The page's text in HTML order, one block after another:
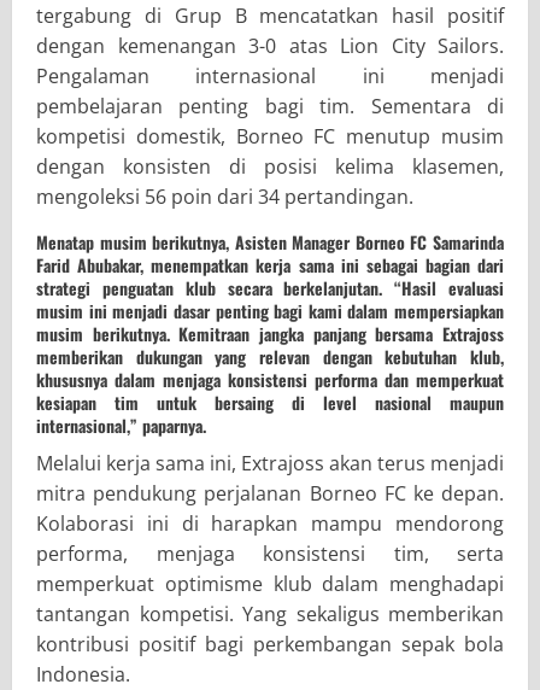
tergabung di Grup B mencatatkan hasil positif
dengan kemenangan 3-0 atas Lion City Sailors.
Pengalaman internasional ini menjadi
pembelajaran penting bagi tim. Sementara di
kompetisi domestik, Borneo FC menutup musim
dengan konsisten di posisi kelima klasemen,
mengoleksi 56 poin dari 34 pertandingan.
Menatap musim berikutnya, Asisten Manager Borneo FC Samarinda
Farid Abubakar, menempatkan kerja sama ini sebagai bagian dari
strategi penguatan klub secara berkelanjutan. “Hasil evaluasi
musim ini menjadi dasar penting bagi kami dalam mempersiapkan
musim berikutnya. Kemitraan jangka panjang bersama Extrajoss
memberikan dukungan yang relevan dengan kebutuhan klub,
khususnya dalam menjaga konsistensi performa dan memperkuat
kesiapan tim untuk bersaing di level nasional maupun
internasional,” paparnya.
Melalui kerja sama ini, Extrajoss akan terus menjadi
mitra pendukung perjalanan Borneo FC ke depan.
Kolaborasi ini di harapkan mampu mendorong
performa, menjaga konsistensi tim, serta
memperkuat optimisme klub dalam menghadapi
tantangan kompetisi. Yang sekaligus memberikan
kontribusi positif bagi perkembangan sepak bola
Indonesia.